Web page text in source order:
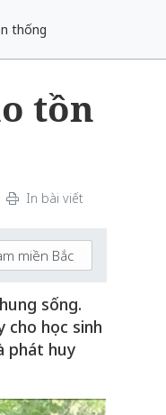
thống
tồn
In bài viết
miền Bắc
sống.
học sinh
phát huy